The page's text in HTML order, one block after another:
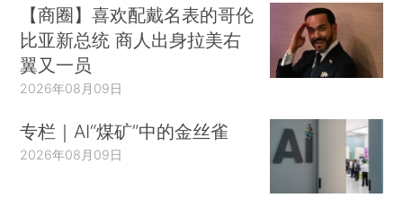
【商圈】喜欢配戴名表的哥伦
比亚新总统 商人出身拉美右
翼又一员
2026年08月09日
专栏｜AI“煤矿”中的金丝雀
2026年08月09日